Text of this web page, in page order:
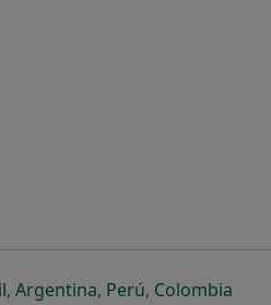
záložce
v nové záložce
se otevře v nové záložce
, Argentinase otevře v nové
, Perúse otevře v
, Colombiase